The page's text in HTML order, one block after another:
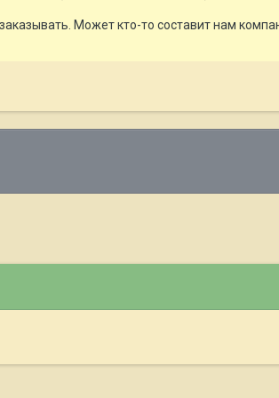
Может кто-то составит нам